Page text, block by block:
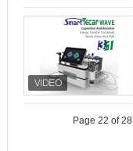
Page 22 of 28